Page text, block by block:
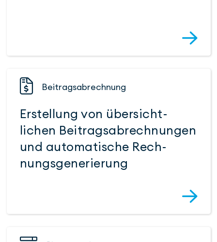
Beitrags­abrechnung
Erstellung von über­­sicht­
lichen Bei­trags­ab­rech­nungen
und auto­ma­tische Rech­
nungs­gene­rierung